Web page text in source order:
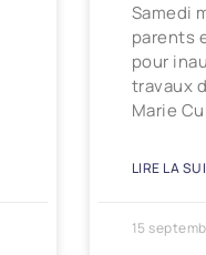
Samedi
parents
pour
travaux
Marie
LIRE LA
15